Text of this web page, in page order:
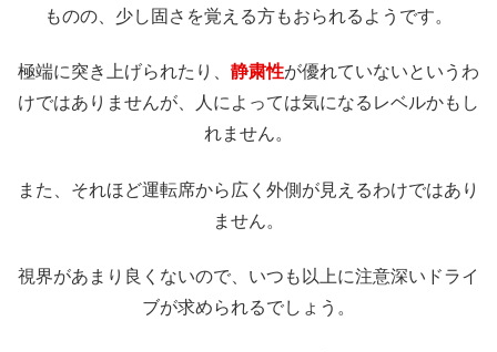
ものの、少し固さを覚える方もおられるようです。
極端に突き上げられたり、 静粛性が優れていないというわ
けではありませんが、人によっては気になるレベルかもし
れません。
また、それほど運転席から広く外側が見えるわけではあり
ません。
視界があまり良くないので、いつも以上に注意深いドライ
ブが求められるでしょう。